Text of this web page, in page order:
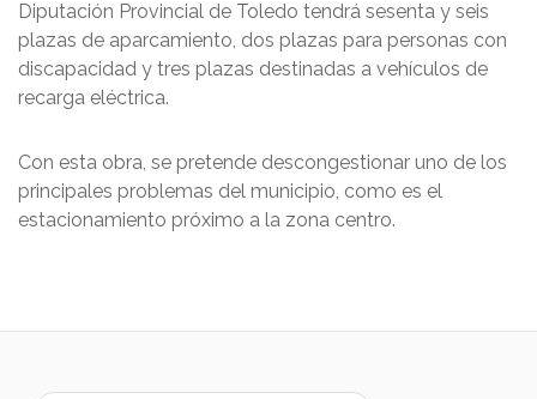
Diputación Provincial de Toledo tendrá sesenta y seis
plazas de aparcamiento, dos plazas para personas con
discapacidad y tres plazas destinadas a vehículos de
recarga eléctrica.
Con esta obra, se pretende descongestionar uno de los
principales problemas del municipio, como es el
estacionamiento próximo a la zona centro.